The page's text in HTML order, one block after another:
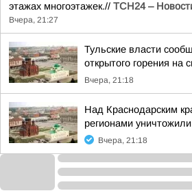
этажах многоэтажек.// ТСН24 –
Вчера, 21:27
Тульские власти
открытого горения на
Вчера, 21:18
Над Краснодарским
регионами
Вчера, 21:18